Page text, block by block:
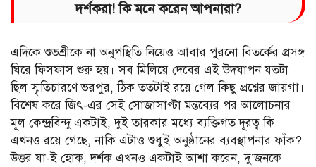
দর্শকরা! কি মনে করেন আপনারা?
এদিকে শুভশ্রীকে না অনুপস্থিতি নিয়েও আবার পুরনো বিতর্কের প্রসঙ্গ
ঘিরে ফিসফাস শুরু হয়। সব মিলিয়ে দেবের এই উদযাপন যতটা
ছিল স্মৃতিচারণে ভরপুর, ঠিক ততটাই রয়ে গেল কিছু প্রশ্নের জায়গা।
বিশেষ করে জিৎ-এর সেই সোজাসাপ্টা মন্তব্যের পর আলোচনার
মূল কেন্দ্রবিন্দু একটাই, দুই তারকার মধ্যে ব্যক্তিগত দূরত্ব কি
এখনও রয়ে গেছে, নাকি এটাও শুধুই অনুষ্ঠানের ব্যবস্থাপনার ফাঁক?
উত্তর যা-ই হোক, দর্শক এখনও একটাই আশা করেন, দু’জনকে